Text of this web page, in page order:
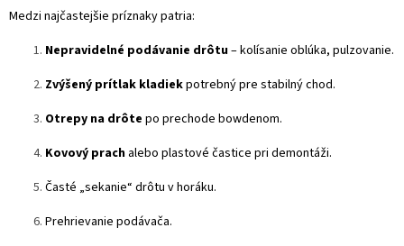
Medzi najčastejšie príznaky patria:
Nepravidelné podávanie drôtu– kolísanie oblúka, pulzovanie.
Zvýšený prítlak kladiekpotrebný pre stabilný chod.
Otrepy na drôte po prechode bowdenom.
Kovový prach alebo plastové častice pri demontáži.
Časté „sekanie“ drôtu v horáku.
Prehrievanie podávača.